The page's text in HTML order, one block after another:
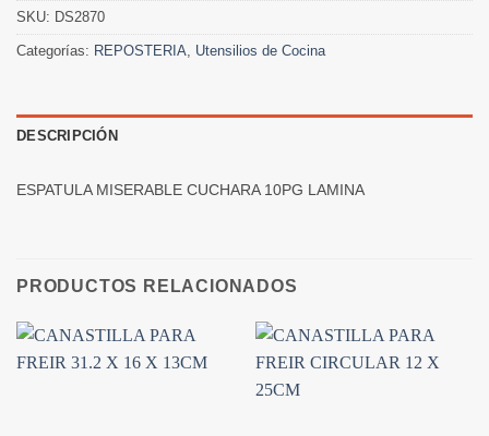
SKU: DS2870
Categorías: REPOSTERIA, Utensilios de Cocina
DESCRIPCIÓN
ESPATULA MISERABLE CUCHARA 10PG LAMINA
PRODUCTOS RELACIONADOS